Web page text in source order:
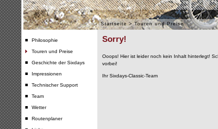
Startseite > Touren und Preise
Philosophie
Touren und Preise
Geschichte der Sixdays
Impressionen
Technischer Support
Team
Wetter
Routenplaner
Sorry!
Ooops! Hier ist leider noch kein Inhalt hinterlegt!
vorbei!
Ihr Sixdays-Classic-Team